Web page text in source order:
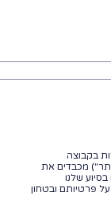
בקבוצה
מכבדים את
בסיוע שלנו
פרטיותם ובטחון